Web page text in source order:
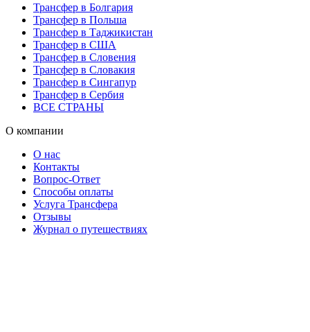
Трансфер в Болгария
Трансфер в Польша
Трансфер в Таджикистан
Трансфер в США
Трансфер в Словения
Трансфер в Словакия
Трансфер в Сингапур
Трансфер в Сербия
ВСЕ СТРАНЫ
О компании
О нас
Контакты
Вопрос-Ответ
Способы оплаты
Услуга Трансфера
Отзывы
Журнал о путешествиях